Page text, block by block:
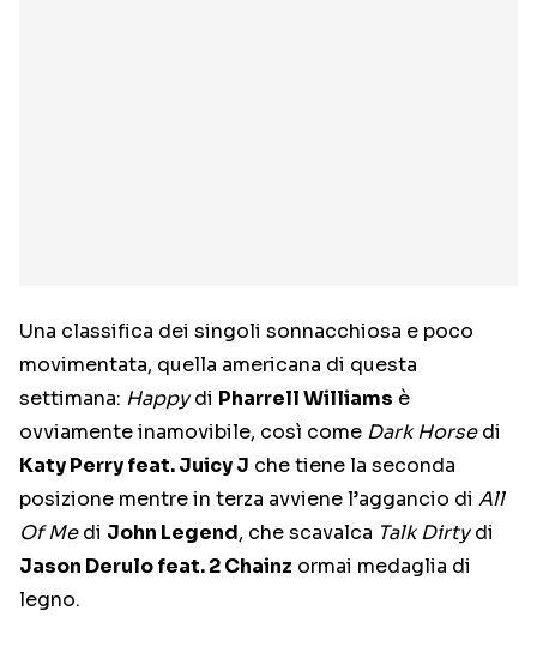
Una classifica dei singoli sonnacchiosa e poco
movimentata, quella americana di questa
settimana: Happydi Pharrell Williams è
ovviamente inamovibile, così come Dark Horsedi
Katy Perry feat. Juicy J che tiene la seconda
posizione mentre in terza avviene l’aggancio di All
Of Medi John Legend, che scavalca Talk Dirtydi
Jason Derulo feat. 2 Chainz ormai medaglia di
legno.